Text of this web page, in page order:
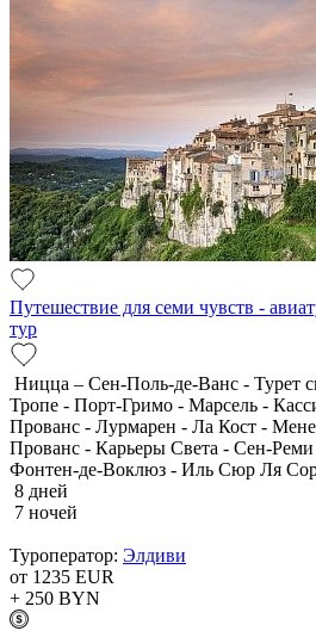
Путешествие для семи чувств -
тур
Ницца – Сен-Поль-де-Ванс - Турет
Тропе - Порт-Гримо - Марсель -
Прованс - Лурмарен - Ла Кост -
Прованс - Карьеры Света - Сен-
Фонтен-де-Воклюз - Иль Сюр Ля
8 дней
7 ночей
Туроператор: Элдиви
от 1235 EUR
+ 250 BYN